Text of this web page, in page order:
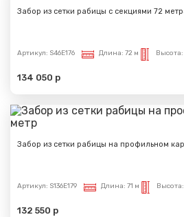
Забор из сетки рабицы с секциями 72
Артикул: S46E176 Длина: 72 м Высота:
134 050 р
Забор из сетки рабицы на профильном
Артикул: S136E179 Длина: 71 м Высота:
132 550 р